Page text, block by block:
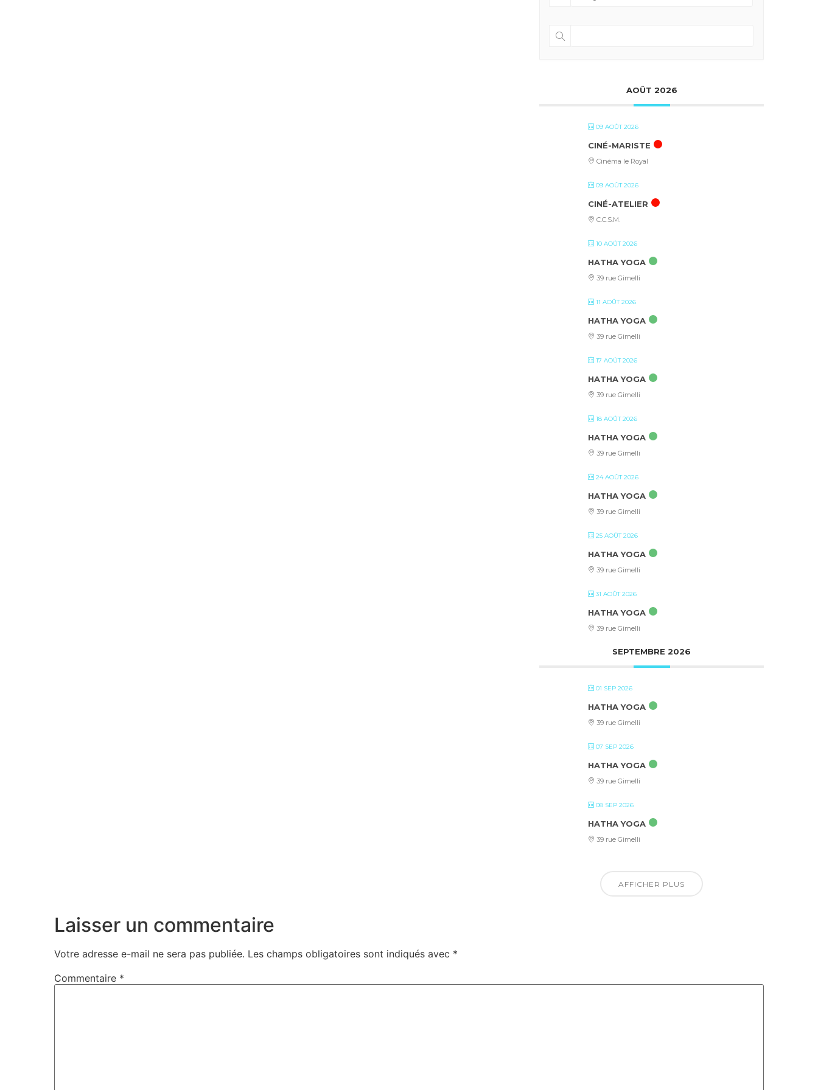
AOÛT 2026
09 AOÛT 2026
CINÉ-MARISTE
Cinéma le Royal
09 AOÛT 2026
CINÉ-ATELIER
C.C.S.M.
10 AOÛT 2026
HATHA YOGA
39 rue Gimelli
11 AOÛT 2026
HATHA YOGA
39 rue Gimelli
17 AOÛT 2026
HATHA YOGA
39 rue Gimelli
18 AOÛT 2026
HATHA YOGA
39 rue Gimelli
24 AOÛT 2026
HATHA YOGA
39 rue Gimelli
25 AOÛT 2026
HATHA YOGA
39 rue Gimelli
31 AOÛT 2026
HATHA YOGA
39 rue Gimelli
SEPTEMBRE 2026
01 SEP 2026
HATHA YOGA
39 rue Gimelli
07 SEP 2026
HATHA YOGA
39 rue Gimelli
08 SEP 2026
HATHA YOGA
39 rue Gimelli
AFFICHER PLUS
Laisser un commentaire
Votre adresse e-mail ne sera pas publiée. Les champs obligatoires sont indiqués avec *
Commentaire *